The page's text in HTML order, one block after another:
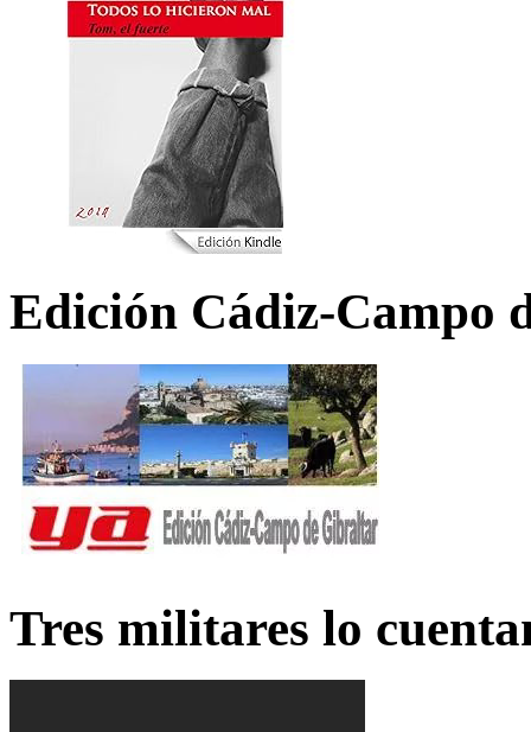
Edición Cádiz-Campo
Tres militares lo